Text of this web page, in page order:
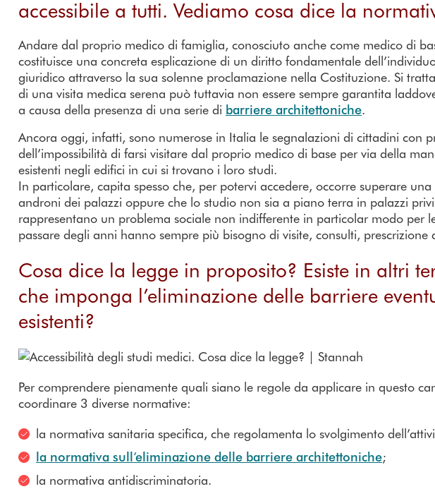
accessibile a tutti. Vediamo cosa dice la
Andare dal proprio medico di famiglia, conosciuto anche come medico di
costituisce una concreta esplicazione di un diritto fondamentale
giuridico attraverso la sua solenne proclamazione nella Costituzione. Si
di una visita medica serena può tuttavia non essere sempre garantita
a causa della presenza di una serie di barriere architettoniche.
Ancora oggi, infatti, sono numerose in Italia le segnalazioni di cittadini con
dell’impossibilità di farsi visitare dal proprio medico di base per via della
esistenti negli edifici in cui si trovano i loro studi.
In particolare, capita spesso che, per potervi accedere, occorre superare
androni dei palazzi oppure che lo studio non sia a piano terra in palazzi
rappresentano un problema sociale non indifferente in particolar modo per
passare degli anni hanno sempre più bisogno di visite, consulti, prescrizione
Cosa dice la legge in proposito? Esiste in altri
che imponga l’eliminazione delle barriere
esistenti?
Per comprendere pienamente quali siano le regole da applicare in questo
coordinare 3 diverse normative:
la normativa sanitaria specifica, che regolamenta lo svolgimento
la normativa sull’eliminazione delle barriere architettoniche;
la normativa antidiscriminatoria.